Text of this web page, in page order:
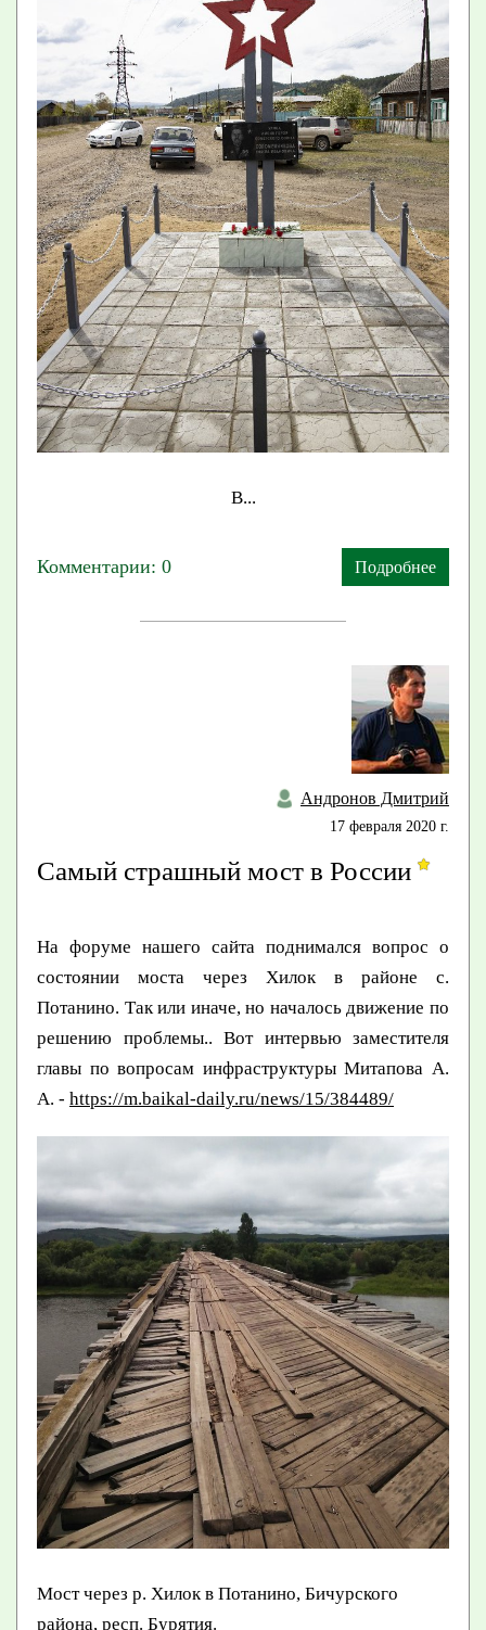
В...
Комментарии: 0 Подробнее
Андронов Дмитрий
17 февраля 2020 г.
Самый страшный мост в России
На форуме нашего сайта поднимался вопрос о
состоянии моста через Хилок в районе с.
Потанино. Так или иначе, но началось движение по
решению проблемы.. Вот интервью заместителя
главы по вопросам инфраструктуры Митапова А.
А. - https://m.baikal-daily.ru/news/15/384489/
Мост через р. Хилок в Потанино, Бичурского
района, респ. Бурятия.